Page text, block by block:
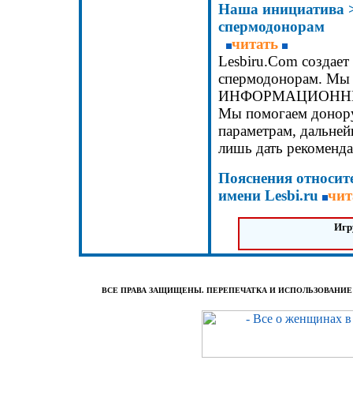
Наша инициатива
спермодонорам
читать
Lesbiru.Com
спермодонорам. Мы
ИНФОРМАЦИОННЫЕ
Мы помогаем
параметрам,
лишь дать
Пояснения
имени Lesbi.ru
ВСЕ ПРАВА ЗАЩИЩЕНЫ. ПЕРЕПЕЧАТКА И ИСПОЛЬЗОВАНИЕ